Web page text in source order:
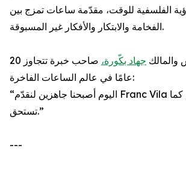
الفلسفية للوقت، مقدّمة ساعات تمزج بين
الفخامة والابتكار والأفكار غير المسبوقة.
جهاد بكّورة،
صاحب خبرة تتجاوز 20
عامًا في عالم الساعات الفاخرة:
“اليوم أصبحنا جاهزين لنقدّم Franc Vila إلى العالم كما
تستحق.”
---